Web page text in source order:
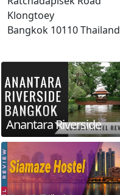
Klongtoey
Bangkok 10110 Thailand
Anantara Riverside